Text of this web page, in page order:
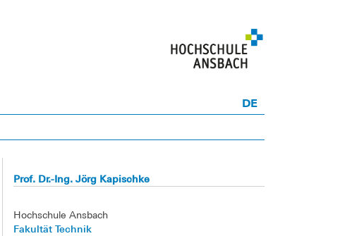
DE
Prof. Dr.-Ing. Jörg Kapischke
Hochschule Ansbach
Fakultät Technik